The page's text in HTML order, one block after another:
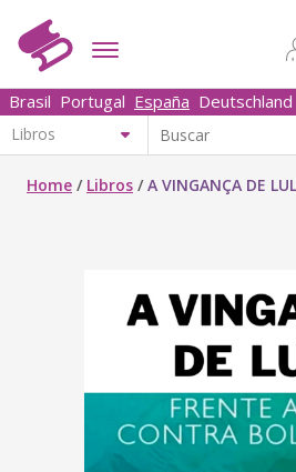
Brasil Portugal España Deutschland
Home / Libros /A VINGANÇA DE